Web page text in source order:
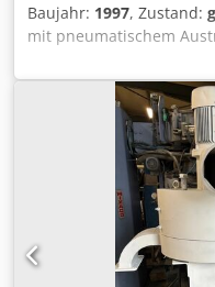
Baujahr: 1997, Zustand:
mit pneumatischem
Hersteller: Forplex
Baujahr: 1997 (2021:
mechanisch, elektrisch,
Stiftplattensatz (Rotor /
Siebringbaugruppe -
Leistung: 100 bis 3000
Türöffnungssicherung
Mühle
450 mm Donaldson
1997 (2021: von Forplex